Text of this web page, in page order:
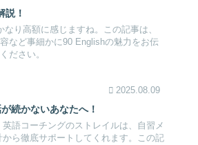
！
り高額に感じますね。この記事は、
など事細かに90 Englishの魅力をお伝
ださい。
2025.08.09
続かないあなたへ！
語コーチングのストレイルは、自習メ
ら徹底サポートしてくれます。この記